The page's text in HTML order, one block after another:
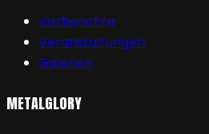
Vorberichte
Veranstaltungen
Galerien
METALGLORY